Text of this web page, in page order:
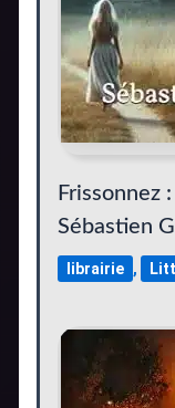
Frissonnez
Sébastien
librairie ,